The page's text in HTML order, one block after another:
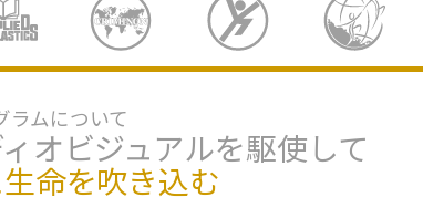
と規律
会いましょう
教会を探す
新しい理想のサイエントロジー教会
オーガニゼーション
フラッグ･ランド･ベース
フリーウィンズ
グランド・オープニング
Scientology・イベント
しあわせへの道
アプライド･
ナルコノン
ラムについて
オビジュアルを駆使して
命を吹き込む